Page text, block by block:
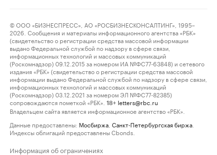
© ООО «БИЗНЕСПРЕСС», АО «РОСБИЗНЕСКОНСАЛТИНГ», 1995–
2026. Сообщения и материалы информационного агентства «РБК»
(свидетельство о регистрации средства массовой информации
выдано Федеральной службой по надзору в сфере связи,
информационных технологий и массовых коммуникаций
(Роскомнадзор) 09.12.2015 за номером ИА №ФС77-63848) и сетевого
издания «РБК» (свидетельство о регистрации средства массовой
информации выдано Федеральной службой по надзору в сфере связи,
информационных технологий и массовых коммуникаций
(Роскомнадзор) 03.12.2021 за номером ЭЛ №ФС77-82385)
сопровождаются пометкой «РБК».
18+ letters@rbc.ru
Владельцем сайта является информационное агентство «РБК».
Данные предоставлены: Мосбиржа Санкт-Петербургская биржа
Индексы облигаций предоставлены Cbonds.
Информация об ограничениях